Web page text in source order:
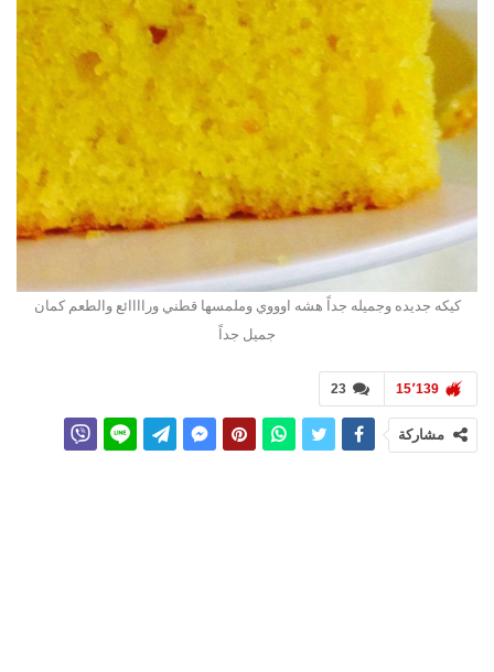
كيكه جديده وجميله جداً هشه اوووي وملمسها قطني وراااائع والطعم كمان
جميل جداً
23 15٬139
مشاركة